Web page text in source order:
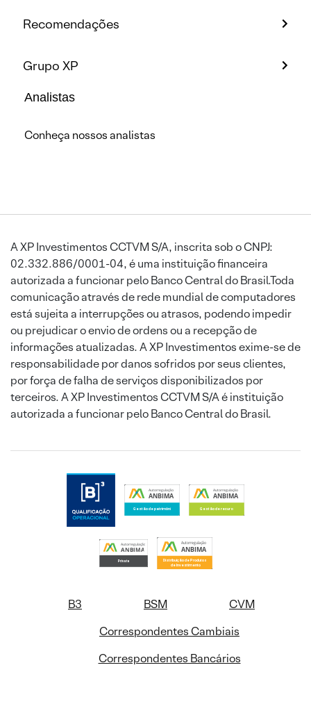
Recomendações
Grupo XP
Analistas
Conheça nossos analistas
A XP Investimentos CCTVM S/A, inscrita sob o CNPJ:
02.332.886/0001-04, é uma instituição financeira
autorizada a funcionar pelo Banco Central do Brasil.Toda
comunicação através de rede mundial de computadores
está sujeita a interrupções ou atrasos, podendo impedir
ou prejudicar o envio de ordens ou a recepção de
informações atualizadas. A XP Investimentos exime-se de
responsabilidade por danos sofridos por seus clientes,
por força de falha de serviços disponibilizados por
terceiros. A XP Investimentos CCTVM S/A é instituição
autorizada a funcionar pelo Banco Central do Brasil.
B3 BSM
CVM
Correspondentes Cambiais
Correspondentes Bancários